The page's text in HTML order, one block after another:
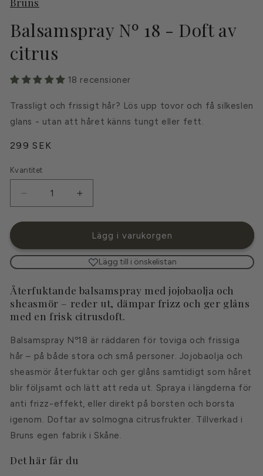
Bruns
Balsamspray Nº 18 - Doft av
citrus
18 recensioner
Trassligt och frissigt hår? Lös upp tovor och få silkeslen
glans - utan att håret känns tungt eller fett.
Ordinarie
299 SEK
Kvantitet
Kvantitet
Minska
kvantitet
för
Nº
18
-
Doft
av
citrus
Öka
kvantitet
för
Balsamspray
Nº
18
-
Doft
av
citrus
Lägg i varukorgen
Lägg till i önskelistan
Återfuktande balsamspray med jojobaolja och
sheasmör – reder ut, dämpar frizz och ger glåns
med en frisk citrusdoft.
Balsamspray Nº18 är räddaren för toviga och frissiga
hår – på både stora och små personer. Jojobaolja och
sheasmör återfuktar och ger glåns samtidigt som håret
blir följsamt och lätt att reda ut. Spraya i längderna för
anti frizz-effekt, eller direkt på borsten och borsta
igenom. Doftar av solmogna citrusfrukter. Tillverkad i
Bruns egen fabrik i Skåne.
Det här får du